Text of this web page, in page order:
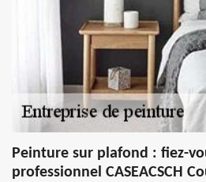
Peinture sur plafond : fiez-
professionnel CASEACSCH